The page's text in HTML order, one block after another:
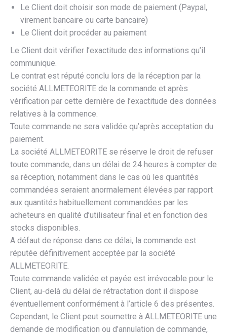
​Le Client doit choisir son mode de paiement (Paypal,
virement bancaire ou carte bancaire)
​Le Client doit procéder au paiement
Le Client doit vérifier l’exactitude des informations qu’il
communique.
Le contrat est réputé conclu lors de la réception par la
société ALLMETEORITE de la commande et après
vérification par cette dernière de l’exactitude des données
relatives à la commence.
Toute commande ne sera validée qu’après acceptation du
paiement.
La société ALLMETEORITE se réserve le droit de refuser
toute commande, dans un délai de 24 heures à compter de
sa réception, notamment dans le cas où les quantités
commandées seraient anormalement élevées par rapport
aux quantités habituellement commandées par les
acheteurs en qualité d’utilisateur final et en fonction des
stocks disponibles.
A défaut de réponse dans ce délai, la commande est
réputée définitivement acceptée par la société
ALLMETEORITE.
Toute commande validée et payée est irrévocable pour le
Client, au-delà du délai de rétractation dont il dispose
éventuellement conformément à l’article 6 des présentes.
Cependant, le Client peut soumettre à ALLMETEORITE une
demande de modification ou d’annulation de commande,